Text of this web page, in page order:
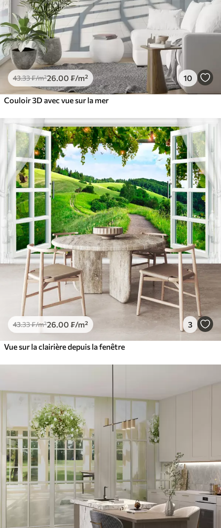
43.33₣/m²26 .00 ₣/m² 10
Couloir 3D avec vue sur la mer
43.33₣/m²26 .00 ₣/m² 3
Vue sur la clairière depuis la fenêtre